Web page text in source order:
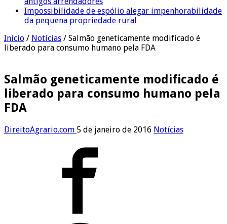
Impossibilidade de espólio alegar impenhorabilidade
da pequena propriedade rural
Início / Notícias / Salmão geneticamente modificado é
liberado para consumo humano pela FDA
Salmão geneticamente modificado é
liberado para consumo humano pela
FDA
DireitoAgrario.com 5 de janeiro de 2016 Notícias